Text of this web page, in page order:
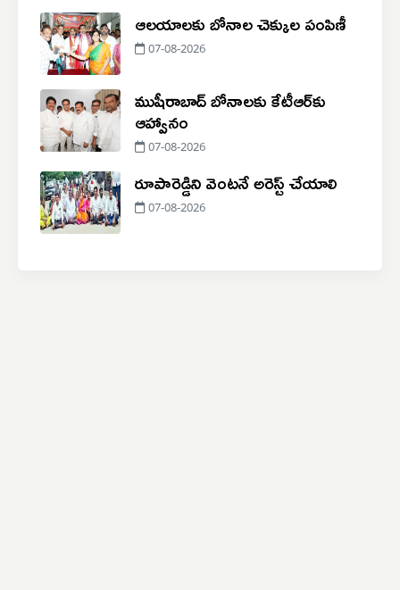
ఆలయాలకు బోనాల చెక్కుల పంపిణీ
07-08-2026
ముషీరాబాద్ బోనాలకు కేటీఆర్‌కు
ఆహ్వానం
07-08-2026
రూపారెడ్డిని వెంటనే అరెస్ట్ చేయాలి
07-08-2026